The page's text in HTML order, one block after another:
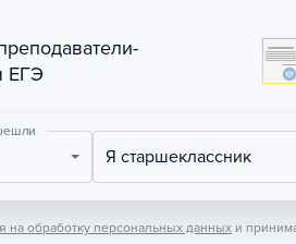
ЕГЭ
Я старшеклассник
на обработку персональных данных и